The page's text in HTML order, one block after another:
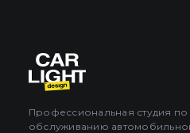
Профессиональная студия
обслуживанию